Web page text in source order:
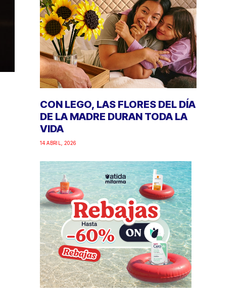
CON LEGO, LAS FLORES DEL DÍA
DE LA MADRE DURAN TODA LA
VIDA
14 ABRIL, 2026